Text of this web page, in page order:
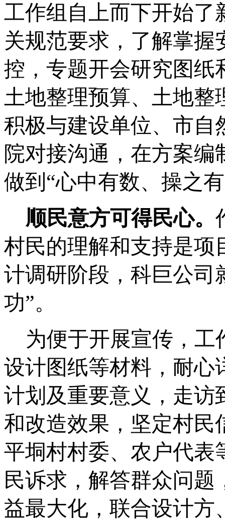
工作组自上而下开始了
关规范要求，了解掌
控，专题开会研究图纸
土地整理预算、土地
积极与建设单位、市自
院对接沟通，在方案
做到“心中有数、操之
顺民意方可得民心。
村民的理解和支持是项
计调研阶段，科巨公司
功”。
为便于开展宣传，
设计图纸等材料，耐心
计划及重要意义，走访
和改造效果，坚定村民
平垌村村委、农户代表
民诉求，解答群众问
益最大化，联合设计方